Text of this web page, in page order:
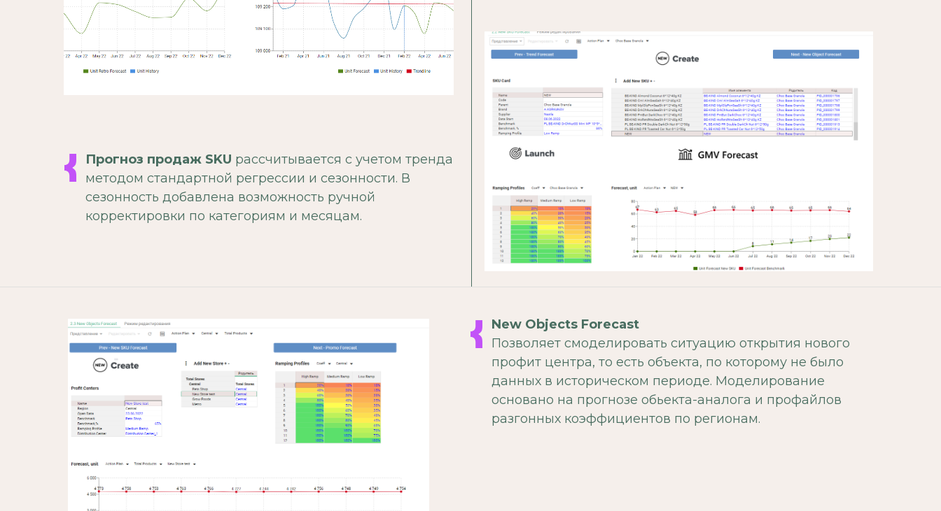
Прогноз продаж SKU рассчитывается c учетом тренда
методом стандартной регрессии и сезонности. В
сезонность добавлена возможность ручной
корректировки по категориям и месяцам.
New Objects Forecast
Позволяет смоделировать ситуацию открытия нового
профит центра, то есть объекта, по которому не было
данных в историческом периоде. Моделирование
основано на прогнозе обьекта-аналога и профайлов
разгонных коэффициентов по регионам.